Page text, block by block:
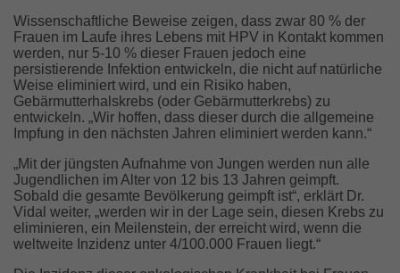
Wissenschaftliche Beweise zeigen, dass zwar 80 % der
Frauen im Laufe ihres Lebens mit HPV in Kontakt kommen
werden, nur 5-10 % dieser Frauen jedoch eine
persistierende Infektion entwickeln, die nicht auf natürliche
Weise eliminiert wird, und ein Risiko haben,
Gebärmutterhalskrebs (oder Gebärmutterkrebs) zu
entwickeln. „Wir hoffen, dass dieser durch die allgemeine
Impfung in den nächsten Jahren eliminiert werden kann.“
„Mit der jüngsten Aufnahme von Jungen werden nun alle
Jugendlichen im Alter von 12 bis 13 Jahren geimpft.
Sobald die gesamte Bevölkerung geimpft ist“, erklärt Dr.
Vidal weiter, „werden wir in der Lage sein, diesen Krebs zu
eliminieren, ein Meilenstein, der erreicht wird, wenn die
weltweite Inzidenz unter 4/100.000 Frauen liegt.“